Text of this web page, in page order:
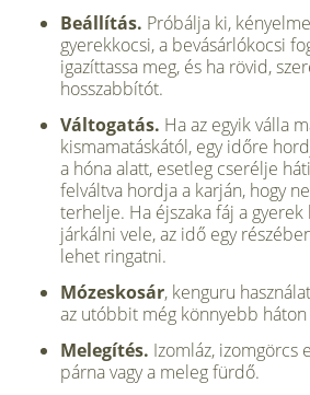
Beállítás. Próbálja ki,
gyerekkocsi, a bevásárlókocsi
igazíttassa meg, és ha rövid,
hosszabbítót.
Váltogatás. Ha az egyik válla
kismamatáskától, egy időre
a hóna alatt, esetleg cserélje
felváltva hordja a karján, hogy
terhelje. Ha éjszaka fáj a gyerek
járkálni vele, az idő egy
lehet ringatni.
Mózeskosár, kenguru
az utóbbit még könnyebb
Melegítés. Izomláz, izomgörcs
párna vagy a meleg fürdő.